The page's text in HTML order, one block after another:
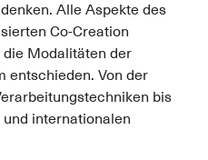
Alle Aspekte des
Co-Creation
Modalitäten der
entschieden. Von der
bis
internationalen